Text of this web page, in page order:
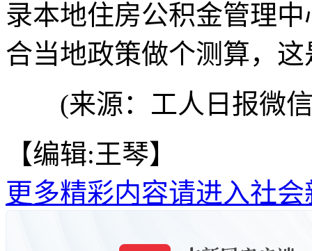
录本地住房公积金管理
合当地政策做个测算，
(来源：工人日报微
【编辑:王琴】
更多精彩内容请进入社会